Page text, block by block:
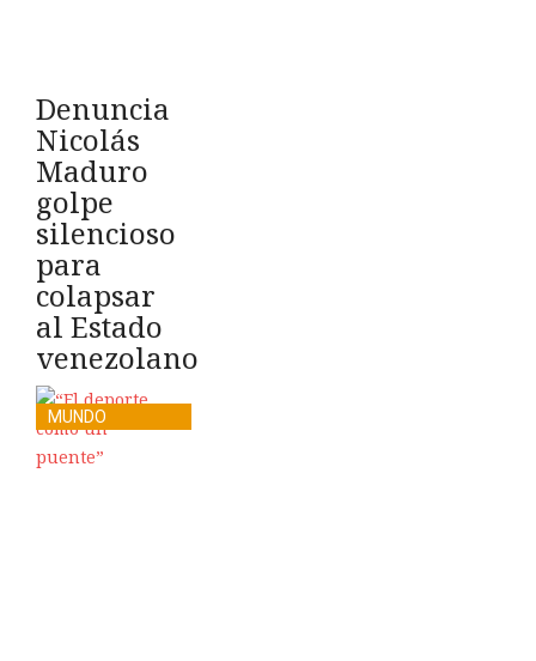
Denuncia
Nicolás
Maduro
golpe
silencioso
para
colapsar
al Estado
venezolano
MUNDO